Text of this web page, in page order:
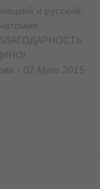
и русский;
- 02 Мрт 2015